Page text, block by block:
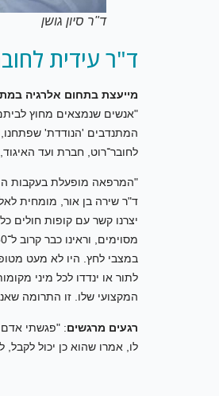
ד"ר סיון גושן
ד"ר עידית
מייעצת בתחום אלרגיה
"אנשים שנמצאים מחוץ
המתנדבים 'הנודדת' שפתחנו,
לחובר־רוט, חברת ועד
"המרפאה מופעלת בעקבות
ד"ר שירה בן אור, מומחית
יצרנו קשר עם קופות חולים
במצבי לחץ. היו לא מעט
לתור או ינדדו לכל מיני
המקצועי שלו. זו התרומה
רגעים מרגשים
לו, אמרו שהוא כן יכול